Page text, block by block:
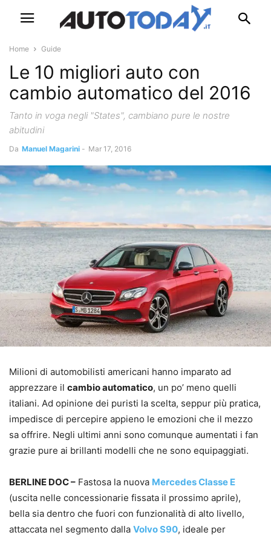
Home Guide
Le 10 migliori auto con
cambio automatico del 2016
Tanto in voga negli "States", cambiano pure le nostre
abitudini
Da Manuel Magarini - Mar 17, 2016
Milioni di automobilisti americani hanno imparato ad
apprezzare il cambio automatico, un po’ meno quelli
italiani. Ad opinione dei puristi la scelta, seppur più pratica,
impedisce di percepire appieno le emozioni che il mezzo
sa offrire. Negli ultimi anni sono comunque aumentati i fan
grazie pure ai brillanti modelli che ne sono equipaggiati.
BERLINE DOC – Fastosa la nuova Mercedes Classe E
(uscita nelle concessionarie fissata il prossimo aprile),
bella sia dentro che fuori con funzionalità di alto livello,
attaccata nel segmento dalla Volvo S90, ideale per